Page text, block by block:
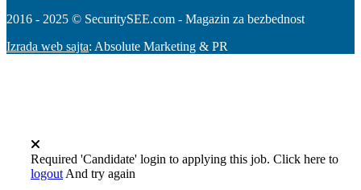
2016 - 2025 © SecuritySEE.com - Magazin za bezbednost
Izrada web sajta: Absolute Marketing & PR
Required 'Candidate' login to applying this job. Click here to
logout And try again